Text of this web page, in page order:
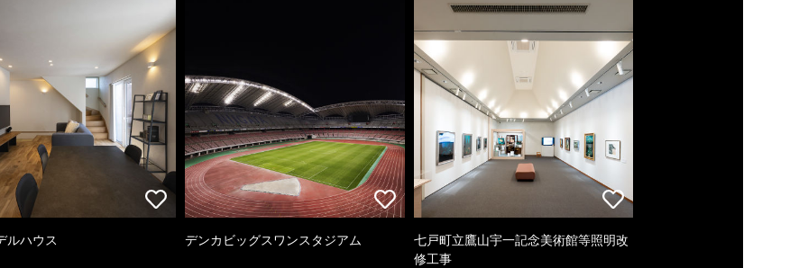
ルハウス デンカビッグスワンスタジアム
七戸町立鷹山宇一記念美術館等照明改
修工事